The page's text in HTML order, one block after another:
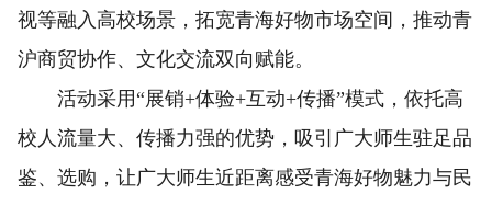
视等融入高校场景，拓宽青海好物市场空间，推动青
沪商贸协作、文化交流双向赋能。
活动采用“展销+体验+互动+传播”模式，依托高
校人流量大、传播力强的优势，吸引广大师生驻足品
鉴、选购，让广大师生近距离感受青海好物魅力与民